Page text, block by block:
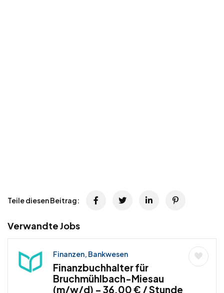
Teile diesen Beitrag:
Verwandte Jobs
Finanzen, Bankwesen
Finanzbuchhalter für
Bruchmühlbach-Miesau
(m/w/d) – 36,00 € / Stunde